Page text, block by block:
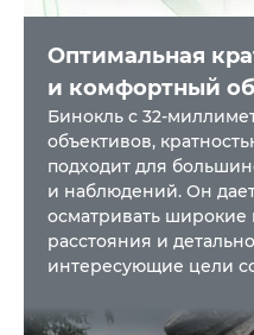
Оптимальная
и комфортный
Бинокль с 32-
объективов,
подходит для
и наблюдений. Он
осматривать широкие
расстояния и
интересующие цели